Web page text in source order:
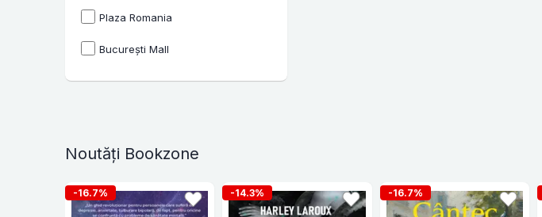
Plaza Romania
București Mall
Noutăți Bookzone
-16.7% -14.3% -16.7%